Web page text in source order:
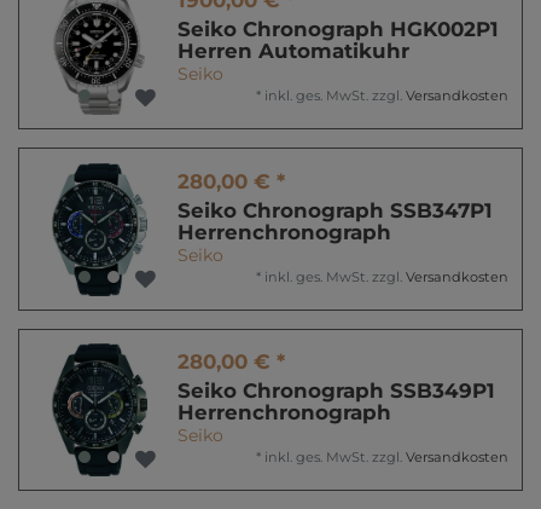
Seiko Chronograph HGK002P1
Herren Automatikuhr
Seiko
* inkl. ges. MwSt. zzgl. Versandkosten
280,00 € *
Seiko Chronograph SSB347P1
Herrenchronograph
Seiko
* inkl. ges. MwSt. zzgl. Versandkosten
280,00 € *
Seiko Chronograph SSB349P1
Herrenchronograph
Seiko
* inkl. ges. MwSt. zzgl. Versandkosten